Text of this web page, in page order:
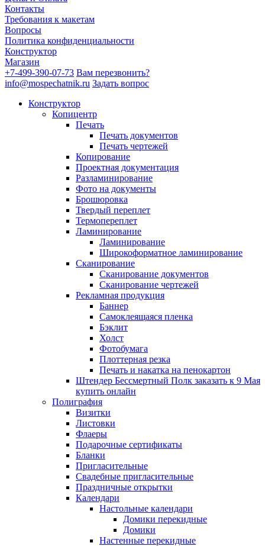
Контакты
Требования к макетам
Вопросы
Политика конфиденциальности
Конструктор
Магазин
+7-499-390-07-73 Вам перезвонить?
info@mospechatnik.ru Задать вопрос
Конструктор
Копицентр
Печать
Печать документов
Печать чертежей
Копирование
Проектная документация
Разламинирование
Фото на документы
Брошюровка
Твердый переплет
Термопереплет
Ламинирование
Ламинирование
Широкоформатное ламинирование
Сканирование
Сканирование документов
Сканирование чертежей
Рекламная продукция
Баннер
Самоклеящаяся пленка
Бэклит
Холст
Фотобумага
Плоттерная резка
Печать и накатка на пенокартон
Штендер Бессмертный Полк заказать к 9 Мая
купить онлайн
Полиграфия
Визитки
Листовки
Флаеры
Подарочные сертификаты
Бланки
Пригласительные
Свадебные пригласительные
Праздничные открытки
Календари
Настольные календари
Домики перекидные
Домики
Настенные перекидные